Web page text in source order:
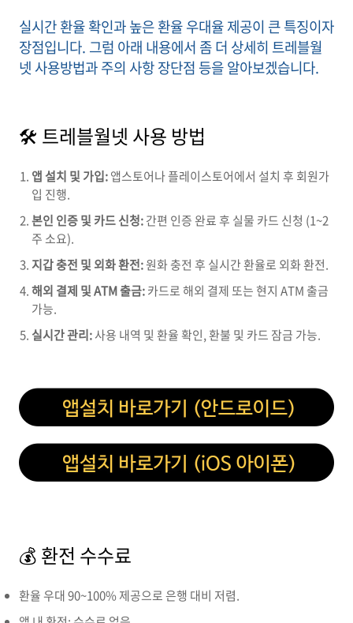
실시간 환율 확인과 높은 환율 우대율 제공이 큰 특징이자
장점입니다. 그럼 아래 내용에서 좀 더 상세히 트레블월
넷 사용방법과 주의 사항 장단점 등을 알아보겠습니다.
🛠 트레블월넷 사용 방법
앱 설치 및 가입:앱스토어나 플레이스토어에서 설치 후 회원가
입 진행.
본인 인증 및 카드 신청:간편 인증 완료 후 실물 카드 신청 (1~2
주 소요).
지갑 충전 및 외화 환전:원화 충전 후 실시간 환율로 외화 환전.
해외 결제 및 ATM 출금:카드로 해외 결제 또는 현지 ATM 출금
가능.
실시간 관리:사용 내역 및 환율 확인, 환불 및 카드 잠금 가능.
💰 환전 수수료
환율 우대 90~100% 제공으로 은행 대비 저렴.